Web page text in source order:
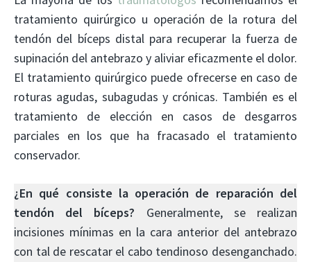
tratamiento quirúrgico u operación de la rotura del
tendón del bíceps distal para recuperar la fuerza de
supinación del antebrazo y aliviar eficazmente el dolor.
El tratamiento quirúrgico puede ofrecerse en caso de
roturas agudas, subagudas y crónicas. También es el
tratamiento de elección en casos de desgarros
parciales en los que ha fracasado el tratamiento
conservador.
¿En qué consiste la operación de reparación del
tendón del bíceps? Generalmente, se realizan
incisiones mínimas en la cara anterior del antebrazo
con tal de rescatar el cabo tendinoso desenganchado.